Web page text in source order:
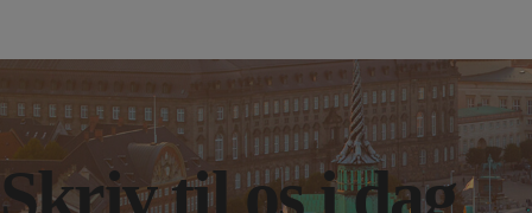
Skriv til os i dag